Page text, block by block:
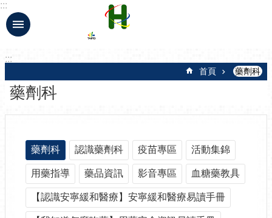
跳到主要內容區塊
:::
:::
首頁 藥劑科
藥劑科
藥劑科 認識藥劑科 疫苗專區 活動集錦
用藥指導 藥品資訊 影音專區 血糖藥教具
【認識安寧緩和醫療】安寧緩和醫療易讀手冊